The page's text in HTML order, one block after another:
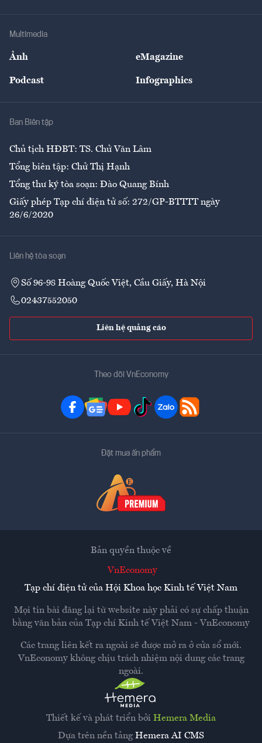
Giải trí
Multimedia
Ảnh eMagazine
Podcast Infographics
Ban Biên tập
Chủ tịch HĐBT: TS. Chử Văn Lâm
Tổng biên tập: Chử Thị Hạnh
Tổng thư ký tòa soạn: Đào Quang Bính
Giấy phép Tạp chí điện tử số: 272/GP-BTTTT ngày
26/6/2020
Liên hệ tòa soạn
Số 96-98 Hoàng Quốc Việt, Cầu Giấy, Hà Nội
02437552050
Liên hệ quảng cáo
Theo dõi VnEconomy
Đặt mua ấn phẩm
Thiết kế và phát triển bởi Hemera Media
Dựa trên nền tảng Hemera AI CMS
Bản quyền thuộc về
VnEconomy
Tạp chí điện tử của Hội Khoa học Kinh tế Việt Nam
Mọi tin bài đăng lại từ website này phải có sự chấp thuận
bằng văn bản của Tạp chí Kinh tế Việt Nam - VnEconomy
Các trang liên kết ra ngoài sẽ được mở ra ở cửa sổ mới.
VnEconomy không chịu trách nhiệm nội dung các trang
ngoài.